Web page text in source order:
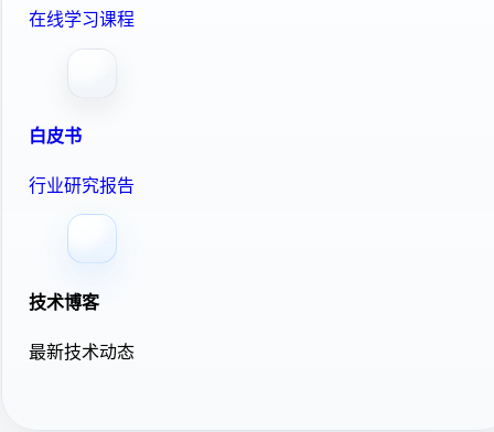
在线学习课程
白皮书
行业研究报告
技术博客
最新技术动态